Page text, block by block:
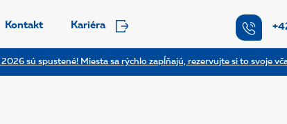
sú spustené! Miesta sa rýchlo zapĺňajú, rezervujte si to svoje
Kontakt Kariéra